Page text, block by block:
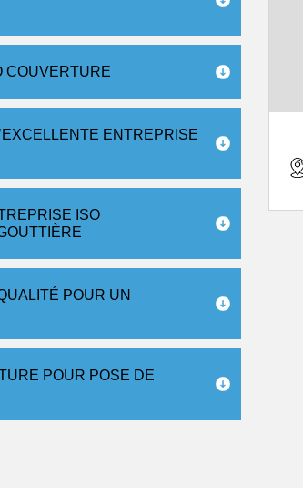
COUVERTURE
ENTREPRISE
ISO
POUR UN
POUR POSE DE